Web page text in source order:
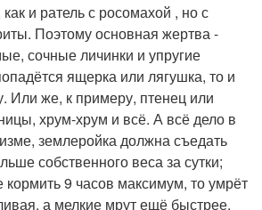
и ратель с росомахой , но с
Поэтому основная жертва -
сочные личинки и упругие
ящерка или лягушка, то и
Или же, к примеру, птенец или
хрум-хрум и всё. А всё дело в
землеройка должна съедать
собственного веса за сутки;
кормить 9 часов максимум, то умрёт
а мелкие мрут ещё быстрее.